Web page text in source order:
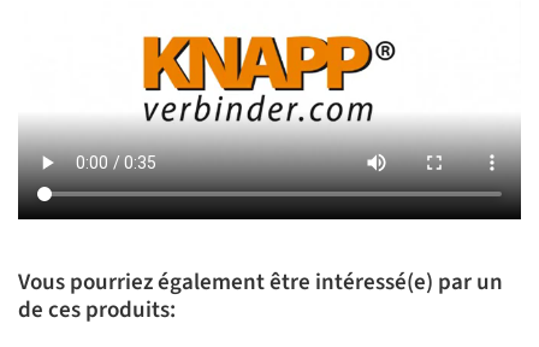
Vous pourriez également être intéressé(e) par un
de ces produits: